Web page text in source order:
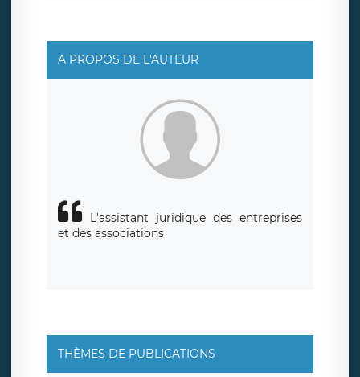
A PROPOS DE L'AUTEUR
L'assistant juridique des entreprises
et des associations
THÈMES DE PUBLICATIONS